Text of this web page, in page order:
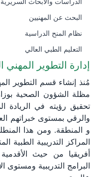
الدراسات والأبحاث السريرية
البحث عن المهنيين
نظام المنح الدراسية
التعليم الطبي العالي
إدارة التطوير المهني
مظلة الشؤون الصحية
تحقيق ‏رؤيته في الريادة
والرقي بمستوى خبراتهم
و المنطقة. ومن هذا
المراكز التدريبية
أفريقيا من حيث
البرامج التدريبية